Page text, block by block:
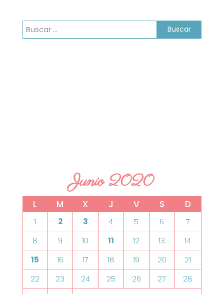
Buscar:
Junio 2020
L M X J V S D
1 2 3 4 5 6
7
8
9 10 11 12 13
14
15
16 17 18 19 20
21
22
23 24 25 26 27
28